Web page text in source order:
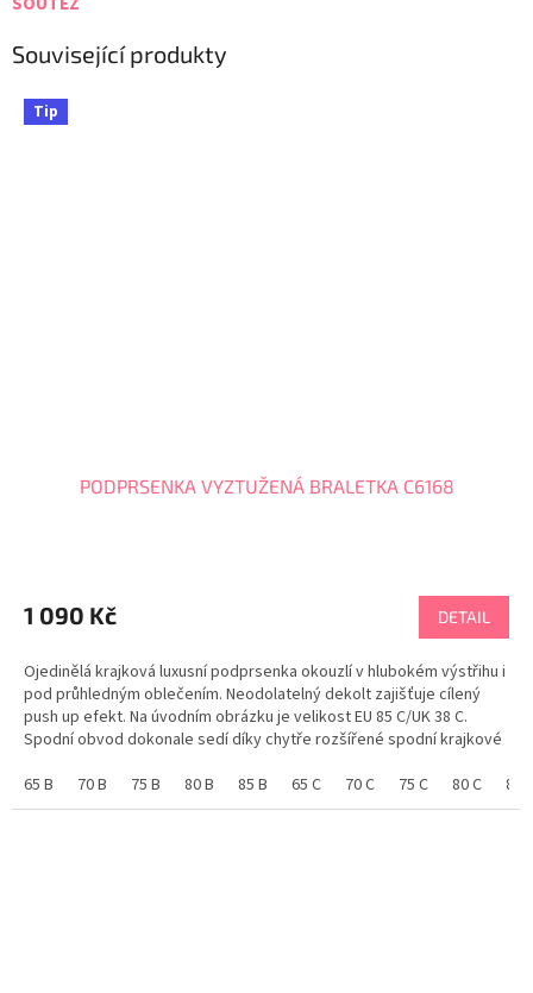
Související produkty
Tip
PODPRSENKA VYZTUŽENÁ BRALETKA C6168
produktu
je
z
5
hvězdiček.
1 090 Kč DETAIL
Ojedinělá krajková luxusní podprsenka okouzlí v hlubokém výstřihu i
pod průhledným oblečením. Neodolatelný dekolt zajišťuje cílený
push up efekt. Na úvodním obrázku je velikost EU 85 C/UK 38 C.
Spodní obvod dokonale sedí díky chytře rozšířené spodní krajkové
65 B
70 B 75 B 80 B 85 B 65 C 70 C 75 C 80 C 85